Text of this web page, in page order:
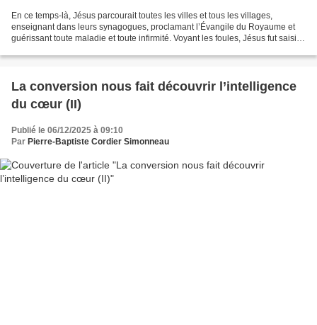
En ce temps-là, Jésus parcourait toutes les villes et tous les villages,
enseignant dans leurs synagogues, proclamant l’Évangile du Royaume et
guérissant toute maladie et toute infirmité. Voyant les foules, Jésus fut saisi
La conversion nous fait découvrir l’intelligence
du cœur (II)
Publié le 06/12/2025 à 09:10
Par Pierre-Baptiste Cordier Simonneau